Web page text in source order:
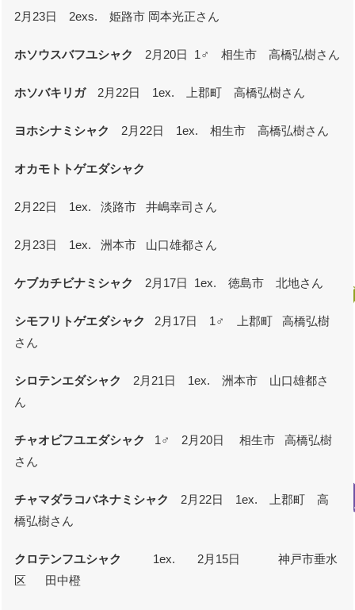
2月23日 2exs. 姫路市 岡本光正さん
ホソウスバフユシャク 2月20日 1♂ 相生市 高橋弘樹さん
ホソバキリガ2月22日 1ex. 上郡町 高橋弘樹さん
ヨホシナミシャク 2月22日 1ex. 相生市 高橋弘樹さん
オカモトトゲエダシャク
2月22日 1ex. 淡路市 井嶋幸司さん
2月23日 1ex. 洲本市 山口雄都さん
ケブカチビナミシャク 2月17日 1ex. 徳島市 北地さん
シモフリトゲエダシャク
2月17日 1♂ 上郡町 高橋弘樹
さん
シロテンエダシャク
2月21日 1ex. 洲本市 山口雄都さ
ん
チャオビフユエダシャク
1♂ 2月20日 相生市 高橋弘樹
さん
チャマダラコバネナミシャク
2月22日 1ex. 上郡町 高
橋弘樹さん
クロテンフユシャク
1ex. 2月15日 神戸市垂水
区 田中橙